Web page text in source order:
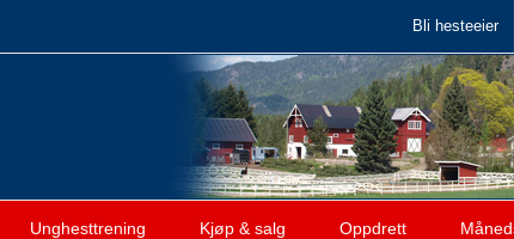
Bli hesteeier
Unghesttrening Kjøp & salg Oppdrett